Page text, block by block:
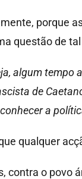
porque
questão de
algum tempo
de
a
qualquer
contra o povo